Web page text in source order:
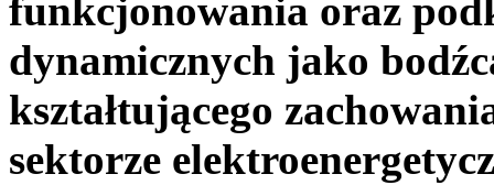
funkcjonowania oraz
dynamicznych jako
kształtującego
sektorze